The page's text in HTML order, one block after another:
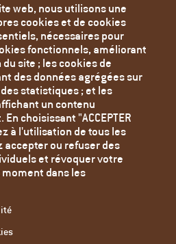
web, nous utilisons une
cookies et de cookies
nécessaires pour
fonctionnels, améliorant
site ; les cookies de
des données agrégées sur
statistiques ; et les
un contenu
choisissant "ACCEPTER
à l'utilisation de tous les
accepter ou refuser des
et révoquer votre
dans les